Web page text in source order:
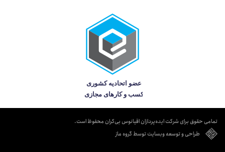
تمامی حقوق برای شرکت ایده‌پردازان اقیانوس بی‌کران محفوظ است.
طراحی و توسعه وبسایت توسط گروه ماز